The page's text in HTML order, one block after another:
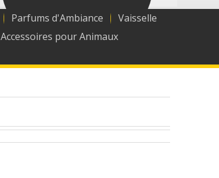
Parfums d'Ambiance
Vaisselle
Accessoires pour Animaux